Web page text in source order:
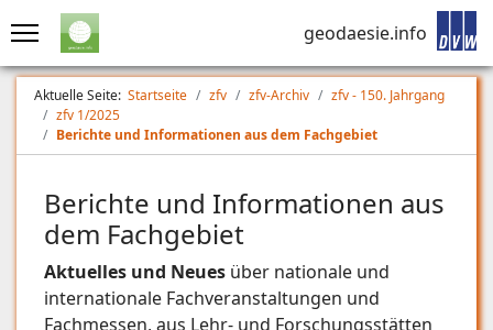
geodaesie.info
Aktuelle Seite: Startseite zfv zfv-Archiv
zfv - 150. Jahrgang
zfv 1/2025
Berichte und Informationen aus dem Fachgebiet
Berichte und Informationen aus
dem Fachgebiet
Aktuelles und Neues über nationale und
internationale Fachveranstaltungen und
Fachmessen, aus Lehr- und Forschungsstätten